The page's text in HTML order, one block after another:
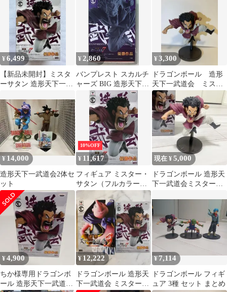
形天下一武道会7 其之
ニ バンプレスト 管
ME179
¥6,499
【新品未開封】ミスタ
ーサタン 造形天下一武
¥ 2,860
バンプレスト スカルチ
ャーズ BIG 造形天下一
武道会7-2 DB超 サタン
スペシャルカラー
¥3,300
ドラゴンボール 造形
天下一武道会 ミスタ
ーサタン フィギュア
¥ 14,000
造形天下一武道会2体セ
ット
10%OFF
¥ 11,617
フィギュア ミスター・
サタン（フルカラー）
「ドラゴンボールZ」
SCultures BIG 造形天下
一武道会7 其之二【10
日以内発送】
現在 ¥5,000
ドラゴンボール 造形天
下一武道会ミスターサ
¥4,900
ちか様専用ドラゴンボ
ール 造形天下一武道会
¥ 12,222
ドラゴンボール 造形天
下一武道会 ミスター・
¥7,114
ドラゴンボール フィギ
ュア 3種 セット まとめ